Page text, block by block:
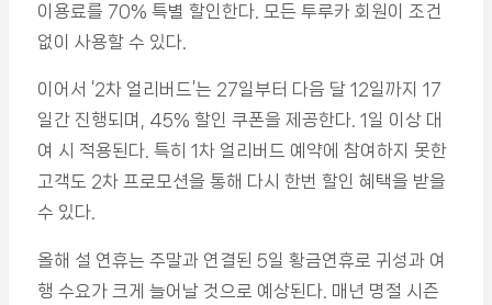
이용료를 70% 특별 할인한다. 모든 투루카 회원이 조건
없이 사용할 수 있다.
이어서 ‘2차 얼리버드’는 27일부터 다음 달 12일까지 17
일간 진행되며, 45% 할인 쿠폰을 제공한다. 1일 이상 대
여 시 적용된다. 특히 1차 얼리버드 예약에 참여하지 못한
고객도 2차 프로모션을 통해 다시 한번 할인 혜택을 받을
수 있다.
올해 설 연휴는 주말과 연결된 5일 황금연휴로 귀성과 여
행 수요가 크게 늘어날 것으로 예상된다. 매년 명절 시즌